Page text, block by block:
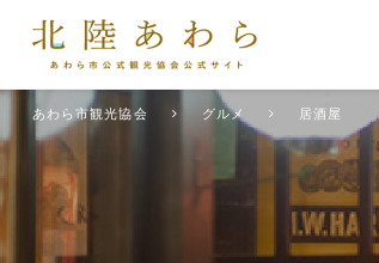
あわら市観光協会 グルメ 居酒屋